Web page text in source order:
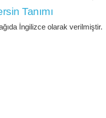
Tanımı
İngilizce olarak verilmiştir.